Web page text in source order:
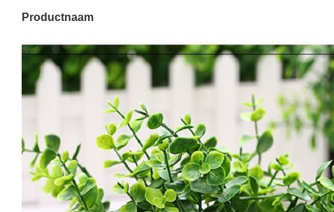
Productnaam